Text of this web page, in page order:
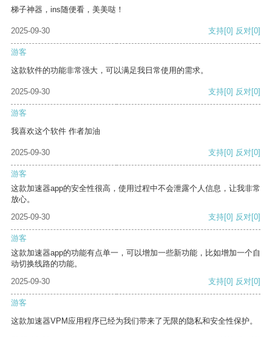
梯子神器，ins随便看，美美哒！
2025-09-30 支持[0] 反对[0]
游客
这款软件的功能非常强大，可以满足我日常使用的需求。
2025-09-30 支持[0] 反对[0]
游客
我喜欢这个软件 作者加油
2025-09-30 支持[0] 反对[0]
游客
这款加速器app的安全性很高，使用过程中不会泄露个人信息，让我非常
放心。
2025-09-30
支持[0] 反对[0]
游客
这款加速器app的功能有点单一，可以增加一些新功能，比如增加一个自
动切换线路的功能。
2025-09-30
支持[0] 反对[0]
游客
这款加速器VPM应用程序已经为我们带来了无限的隐私和安全性保护。